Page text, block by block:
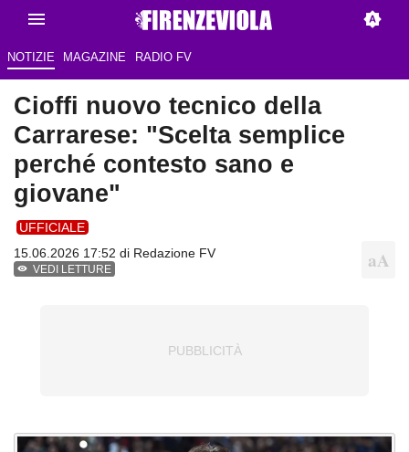
NOTIZIE MAGAZINE RADIO FV
Cioffi nuovo tecnico della
Carrarese: "Scelta semplice
perché contesto sano e
giovane"
UFFICIALE
15.06.2026 17:52 di Redazione FV
VEDI LETTURE